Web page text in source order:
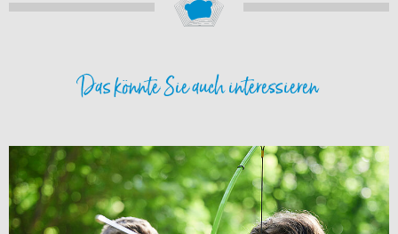
Das könnte Sie auch interessieren